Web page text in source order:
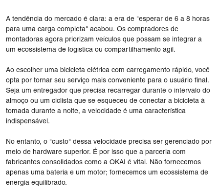
A tendência do mercado é clara: a era de "esperar de 6 a 8 horas
para uma carga completa" acabou. Os compradores de
montadoras agora priorizam veículos que possam se integrar a
um ecossistema de logística ou compartilhamento ágil.
Ao escolher uma bicicleta elétrica com carregamento rápido, você
opta por tornar seu serviço mais conveniente para o usuário final.
Seja um entregador que precisa recarregar durante o intervalo do
almoço ou um ciclista que se esqueceu de conectar a bicicleta à
tomada durante a noite, a velocidade é uma característica
indispensável.
No entanto, o "custo" dessa velocidade precisa ser gerenciado por
meio de hardware superior. É por isso que a parceria com
fabricantes consolidados como a OKAI é vital. Não fornecemos
apenas uma bateria e um motor; fornecemos um ecossistema de
energia equilibrado.